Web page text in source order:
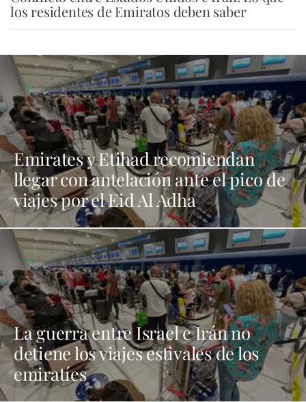
los residentes de Emiratos deben saber
Emirates y Etihad recomiendan
llegar con antelación ante el pico de
viajes por el Eid Al Adha
La guerra entre Israel e Irán no
detiene los viajes estivales de los
emiratíes